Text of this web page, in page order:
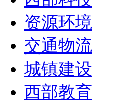
资源环境
交通物流
城镇建设
西部教育